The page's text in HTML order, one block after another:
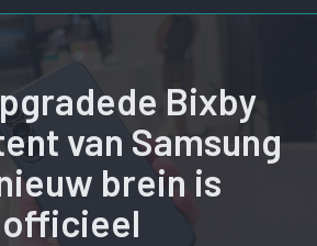
Bixby
van Samsung
brein is
officieel